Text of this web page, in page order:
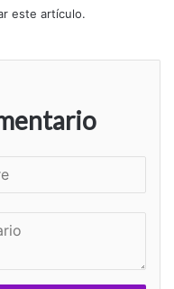
este artículo.